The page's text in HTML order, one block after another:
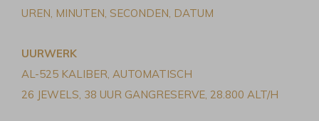
UREN, MINUTEN, SECONDEN, DATUM
UURWERK
AL-525 KALIBER, AUTOMATISCH
26 JEWELS, 38 UUR GANGRESERVE, 28.800 ALT/H